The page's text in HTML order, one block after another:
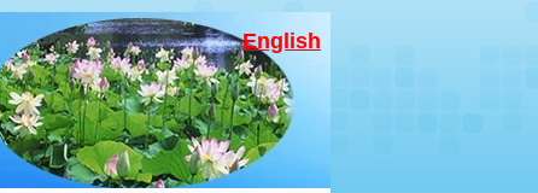
English